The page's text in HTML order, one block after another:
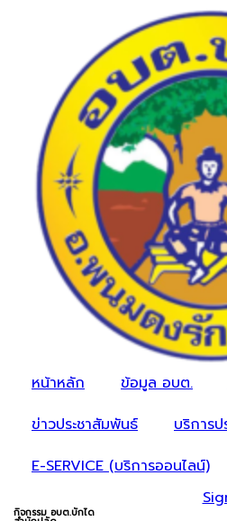
หน้าหลัก ข้อมูล อบต.
ข่าวประชาสัมพันธ์
บริการป
E-SERVICE (บริการออนไลน์)
กิจกรรม อบต.บักได